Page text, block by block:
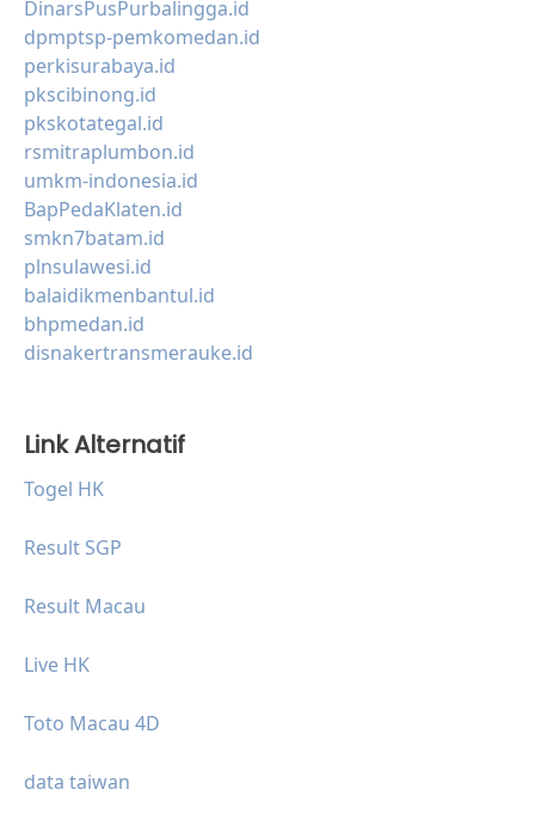
DinarsPusPurbalingga.id
dpmptsp-pemkomedan.id
perkisurabaya.id
pkscibinong.id
pkskotategal.id
rsmitraplumbon.id
umkm-indonesia.id
BapPedaKlaten.id
smkn7batam.id
plnsulawesi.id
balaidikmenbantul.id
bhpmedan.id
disnakertransmerauke.id
Link Alternatif
Togel HK
Result SGP
Result Macau
Live HK
Toto Macau 4D
data taiwan